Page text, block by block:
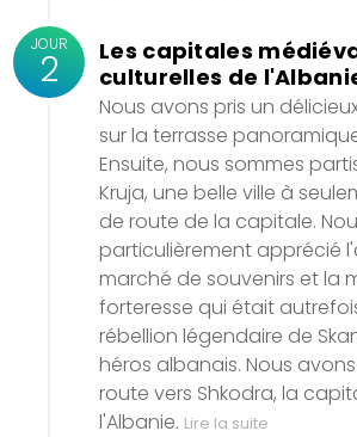
JOUR
2
Les capitales
culturelles de
Nous avons pris un
sur la terrasse
Ensuite, nous sommes
Kruja, une belle ville à
de route de la capitale.
particulièrement apprécié
marché de souvenirs et la
forteresse qui était
rébellion légendaire de
héros albanais. Nous
route vers Shkodra, la
l'Albanie. Lire la suite